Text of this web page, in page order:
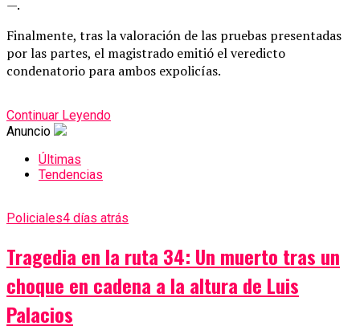
—.
Finalmente, tras la valoración de las pruebas presentadas
por las partes, el magistrado emitió el veredicto
condenatorio para ambos expolicías.
Continuar Leyendo
Anuncio
Últimas
Tendencias
Policiales4 días atrás
Tragedia en la ruta 34: Un muerto tras un
choque en cadena a la altura de Luis
Palacios